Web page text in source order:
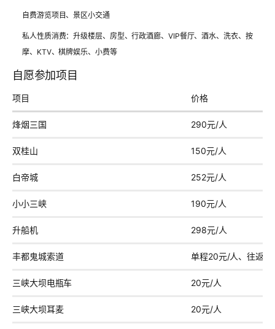
自费游览项目、景区小交通
私人性质消费：升级楼层、房型、行政酒廊、VIP餐厅、酒水、洗衣、按
摩、KTV、棋牌娱乐、小费等
自愿参加项目
项目 价格
烽烟三国 290元/人
双桂山 150元/人
白帝城 252元/人
小小三峡 190元/人
升船机 298元/人
丰都鬼城索道 单程20元/人、往返
三峡大坝电瓶车 20元/人
三峡大坝耳麦 20元/人